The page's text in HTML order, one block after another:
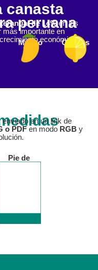
canasta
peruana
de 14%en los
importante en
económico.
Mango Cítricos
en un link de
o PDF en modo RGB y
Pie de